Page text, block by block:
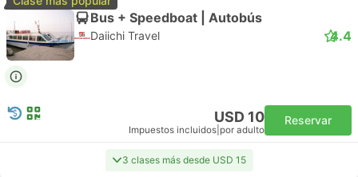
Bus + Speedboat | Autobús
Daiichi Travel 4.4
USD 10
Impuestos incluidos por adulto
Reservar
3 clases más desde USD 15